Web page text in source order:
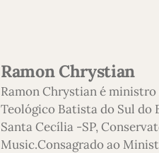
Ramon Chrystian
Ramon Chrystian é
Teológico Batista do Sul do
Santa Cecília -SP,
Music.Consagrado ao